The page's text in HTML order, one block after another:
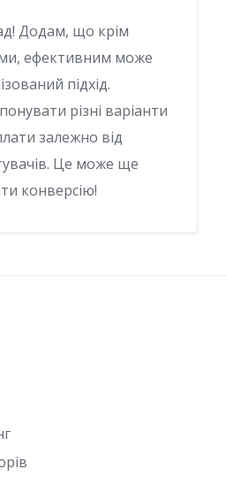
Додам, що крім
ефективним може
підхід.
різні варіанти
залежно від
Це може ще
конверсію!